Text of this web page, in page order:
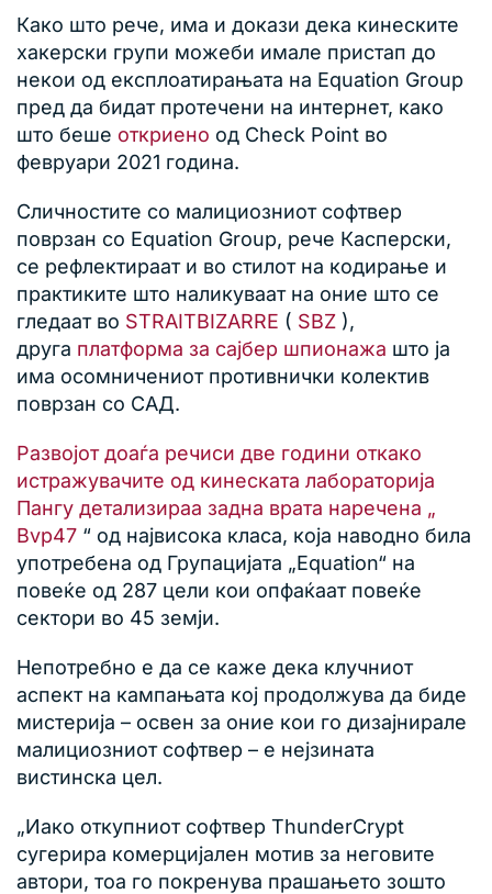
Како што рече, има и докази дека кинеските
хакерски групи можеби имале пристап до
некои од експлоатирањата на Equation Group
пред да бидат протечени на интернет, како
што беше откриено од Check Point во
февруари 2021 година.
Сличностите со малициозниот софтвер
поврзан со Equation Group, рече Касперски,
се рефлектираат и во стилот на кодирање и
практиките што наликуваат на оние што се
гледаат во STRAITBIZARRE ( SBZ ),
друга платформа за сајбер шпионажа што ја
има осомничениот противнички колектив
поврзан со САД.
Развојот доаѓа речиси две години откако
истражувачите од кинеската лабораторија
Пангу детализираа задна врата наречена „
Bvp47 “ од највисока класа, која наводно била
употребена од Групацијата „Equation“ на
повеќе од 287 цели кои опфаќаат повеќе
сектори во 45 земји.
Непотребно е да се каже дека клучниот
аспект на кампањата кој продолжува да биде
мистерија – освен за оние кои го дизајнирале
малициозниот софтвер – е нејзината
вистинска цел.
„Иако откупниот софтвер ThunderCrypt
сугерира комерцијален мотив за неговите
автори, тоа го покренува прашањето зошто